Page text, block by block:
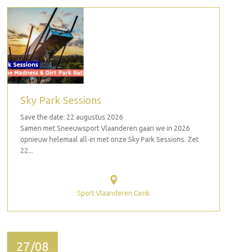
Sky Park Sessions
Save the date: 22 augustus 2026
Samen met Sneeuwsport Vlaanderen gaan we in 2026
opnieuw helemaal all-in met onze Sky Park Sessions. Zet
22...
Sport Vlaanderen Genk
27/08